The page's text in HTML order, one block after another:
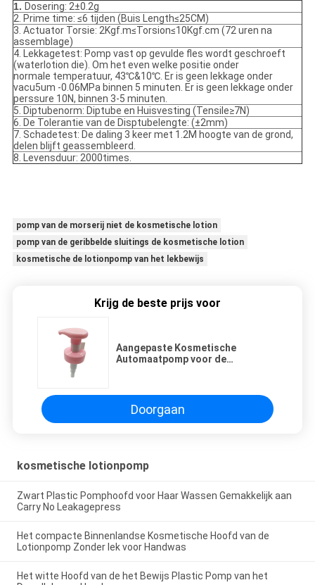
1. Dosering: 2±0.2g
2. Prime time: ≤6 tijden (Buis Length≤25CM)
3. Actuator Torsie: 2Kgf.m≤Torsion≤10Kgf.cm (72 uren na
assemblage)
4. Lekkagetest: Pomp vast op gevulde fles wordt geschroeft
(waterlotion die). Om het even welke positie onder
normale temperatuur, 43℃&10℃. Er is geen lekkage onder
vacu5um -0.06MPa binnen 5 minuten. Er is geen lekkage onder
perssure 10N, binnen 3-5 minuten.
5. Diptubenorm: Diptube en Huisvesting (Tensile≥7N)
6. De Tolerantie van de Disptubelengte: (±2mm)
7. Schadetest: De daling 3 keer met 1.2M hoogte van de grond,
delen blijft geassembleerd.
8. Levensduur: 2000times.
pomp van de morserij niet de kosmetische lotion
pomp van de geribbelde sluitings de kosmetische lotion
kosmetische de lotionpomp van het lekbewijs
Krijg de beste prijs voor
Aangepaste Kosmetische
Automaatpomp voor de
Doorgaan
kosmetische lotionpomp
Zwart Plastic Pomphoofd voor Haar Wassen Gemakkelijk aan
Carry No Leakagepress
Het compacte Binnenlandse Kosmetische Hoofd van de
Lotionpomp Zonder lek voor Handwas
Het witte Hoofd van de het Bewijs Plastic Pomp van het